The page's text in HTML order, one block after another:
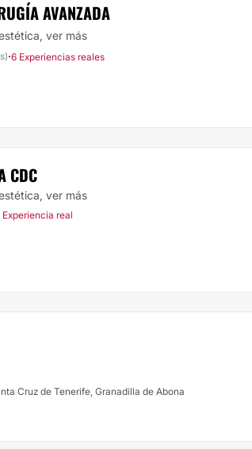
AVANZADA
ver más
·6 Experiencias reales
CDC
ver más
Experiencia real
Cruz de Tenerife, Granadilla de Abona